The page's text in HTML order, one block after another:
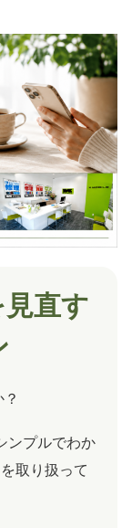
見直す
ンプルでわか
取り扱って